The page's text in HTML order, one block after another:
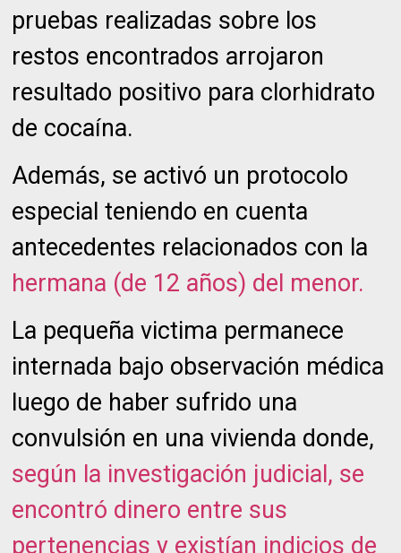
pruebas realizadas sobre los
restos encontrados arrojaron
resultado positivo para clorhidrato
de cocaína.
Además, se activó un protocolo
especial teniendo en cuenta
antecedentes relacionados con la
hermana (de 12 años) del menor.
La pequeña victima permanece
internada bajo observación médica
luego de haber sufrido una
convulsión en una vivienda donde,
según la investigación judicial, se
encontró dinero entre sus
pertenencias y existían indicios de